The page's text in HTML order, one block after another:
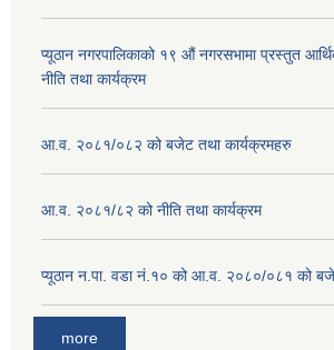
प्यूठान नगरपालिकाको १९ औं नगरसभामा प्रस्तुत
नीति तथा कार्यक्रम
आ.व. २०८१/०८२ को बजेट तथा कार्यक्रमहरु
आ.व. २०८१/८२ को नीति तथा कार्यक्रम
प्यूठान न.पा. वडा नं.१० को आ.व. २०८०/०८१ को
more